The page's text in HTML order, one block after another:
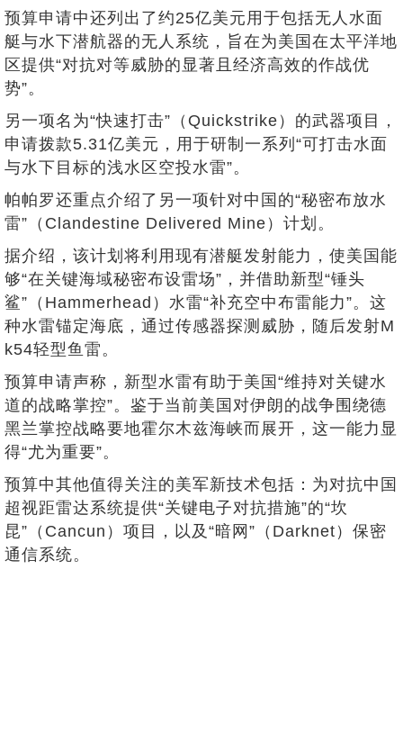
预算申请中还列出了约25亿美元用于包括无人水面
艇与水下潜航器的无人系统，旨在为美国在太平洋地
区提供“对抗对等威胁的显著且经济高效的作战优
势”。
另一项名为“快速打击”（Quickstrike）的武器项目，
申请拨款5.31亿美元，用于研制一系列“可打击水面
与水下目标的浅水区空投水雷”。
帕帕罗还重点介绍了另一项针对中国的“秘密布放水
雷”（Clandestine Delivered Mine）计划。
据介绍，该计划将利用现有潜艇发射能力，使美国能
够“在关键海域秘密布设雷场”，并借助新型“锤头
鲨”（Hammerhead）水雷“补充空中布雷能力”。这
种水雷锚定海底，通过传感器探测威胁，随后发射M
k54轻型鱼雷。
预算申请声称，新型水雷有助于美国“维持对关键水
道的战略掌控”。鉴于当前美国对伊朗的战争围绕德
黑兰掌控战略要地霍尔木兹海峡而展开，这一能力显
得“尤为重要”。
预算中其他值得关注的美军新技术包括：为对抗中国
超视距雷达系统提供“关键电子对抗措施”的“坎
昆”（Cancun）项目，以及“暗网”（Darknet）保密
通信系统。